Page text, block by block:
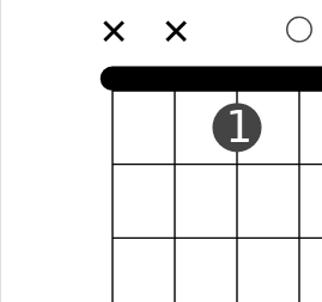
✕ ✕
1